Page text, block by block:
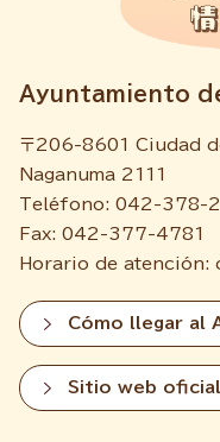
Ayuntamiento
〒206-8601 Ciudad
Naganuma 2111
Teléfono: 042-378-
Fax: 042-377-4781
Horario de atención:
Cómo llegar al
Sitio web